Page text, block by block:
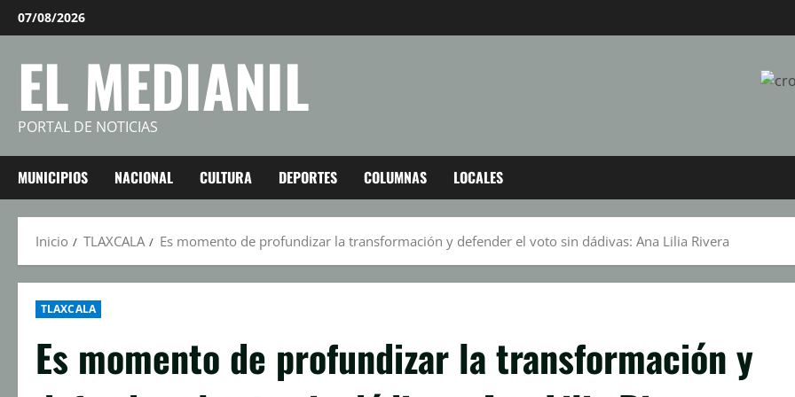
Saltar
al
07/08/2026
EL MEDIANIL
PORTAL DE NOTICIAS
MUNICIPIOS NACIONAL CULTURA DEPORTES COLUMNAS LOCALES
Inicio TLAXCALA Es momento de profundizar la transformación y defender el voto sin dádivas: Ana Lilia Rivera
TLAXCALA
Es momento de profundizar la transformación y